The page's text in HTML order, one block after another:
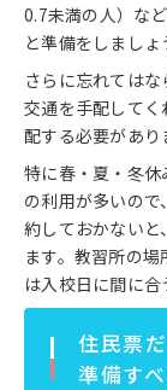
0.7未満の人）な
と準備をしましょ
さらに忘れては
交通を手配して
配する必要があり
特に春・夏・冬
の利用が多いの
約しておかない
ます。教習所の
は入校日に間に合
住民票
準備す